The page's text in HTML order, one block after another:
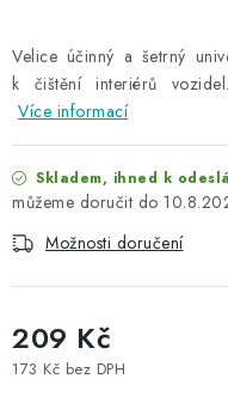
Věrnostní program
Podmínky ochrany osobních
Velice účinný a šetrný
k čištění interiérů
Více informací
Skladem, ihned k
Možnosti doručení
209 Kč
173 Kč bez DPH